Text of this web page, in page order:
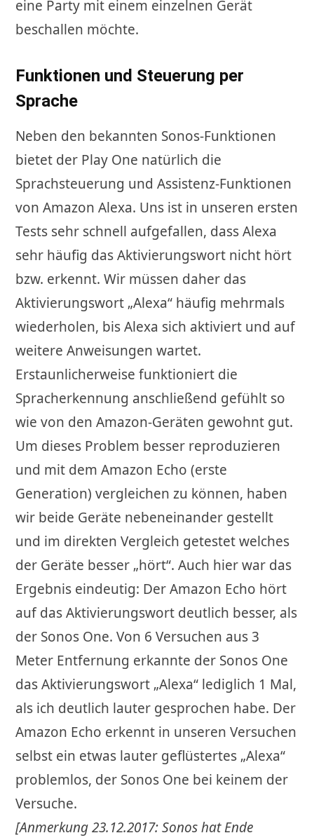
eine Party mit einem einzelnen Gerät
beschallen möchte.
Funktionen und Steuerung per
Sprache
Neben den bekannten Sonos-Funktionen
bietet der Play One natürlich die
Sprachsteuerung und Assistenz-Funktionen
von Amazon Alexa. Uns ist in unseren ersten
Tests sehr schnell aufgefallen, dass Alexa
sehr häufig das Aktivierungswort nicht hört
bzw. erkennt. Wir müssen daher das
Aktivierungswort „Alexa“ häufig mehrmals
wiederholen, bis Alexa sich aktiviert und auf
weitere Anweisungen wartet.
Erstaunlicherweise funktioniert die
Spracherkennung anschließend gefühlt so
wie von den Amazon-Geräten gewohnt gut.
Um dieses Problem besser reproduzieren
und mit dem Amazon Echo (erste
Generation) vergleichen zu können, haben
wir beide Geräte nebeneinander gestellt
und im direkten Vergleich getestet welches
der Geräte besser „hört“. Auch hier war das
Ergebnis eindeutig: Der Amazon Echo hört
auf das Aktivierungswort deutlich besser, als
der Sonos One. Von 6 Versuchen aus 3
Meter Entfernung erkannte der Sonos One
das Aktivierungswort „Alexa“ lediglich 1 Mal,
als ich deutlich lauter gesprochen habe. Der
Amazon Echo erkennt in unseren Versuchen
selbst ein etwas lauter geflüstertes „Alexa“
problemlos, der Sonos One bei keinem der
Versuche.
[Anmerkung 23.12.2017: Sonos hat Ende